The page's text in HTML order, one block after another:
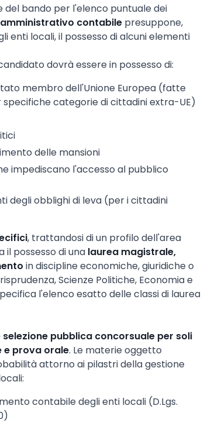
bando per l'elenco puntuale dei
contabile presuppone,
enti locali, il possesso di alcuni elementi
dovrà essere in possesso di:
membro dell'Unione Europea (fatte
categorie di cittadini extra-UE)
delle mansioni
impediscano l'accesso al pubblico
degli obblighi di leva (per i cittadini
, trattandosi di un profilo dell'area
il possesso di una laurea magistrale,
in discipline economiche, giuridiche o
Scienze Politiche, Economia e
l'elenco esatto delle classi di laurea
selezione pubblica concorsuale per soli
e prova orale. Le materie oggetto
attorno ai pilastri della gestione
contabile degli enti locali (D.Lgs.